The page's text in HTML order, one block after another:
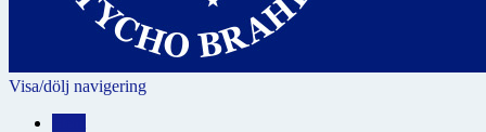
Visa/dölj navigering